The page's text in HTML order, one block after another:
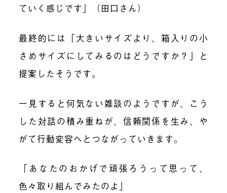
ていく感じです」（田口さん）
最終的には「大きいサイズより、箱入りの小
さめサイズにしてみるのはどうですか？」と
提案したそうです。
一見すると何気ない雑談のようですが、こう
した対話の積み重ねが、信頼関係を生み、や
がて行動変容へとつながっていきます。
「あなたのおかげで頑張ろうって思って、
色々取り組んでみたのよ」